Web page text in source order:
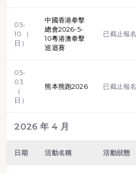
05-
10 （
日）
中國香港拳擊
總會2026-5-
10粵港澳拳擊
巡迴賽
已截止報名
05-
03
（
日）
熊本熊跑2026 已截止報名
2026 年 4 月
日期 活動名稱 活動狀態